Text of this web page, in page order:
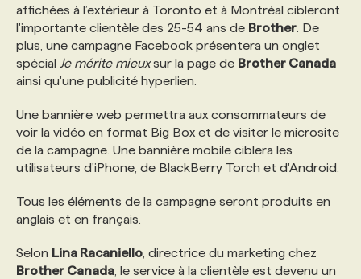
affichées à l’extérieur à Toronto et à Montréal cibleront
l'importante clientèle des 25-54 ans de Brother . De
plus, une campagne Facebook présentera un onglet
spécial Je mérite mieuxsur la page de Brother Canada
ainsi qu'une publicité hyperlien.
Une bannière web permettra aux consommateurs de
voir la vidéo en format Big Box et de visiter le microsite
de la campagne. Une bannière mobile ciblera les
utilisateurs d'iPhone, de BlackBerry Torch et d'Android.
Tous les éléments de la campagne seront produits en
anglais et en français.
Selon Lina Racaniello , directrice du marketing chez
Brother Canada , le service à la clientèle est devenu un